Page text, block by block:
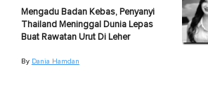
Mengadu Badan Kebas, Penyanyi
Thailand Meninggal Dunia Lepas
Buat Rawatan Urut Di Leher
By Dania Hamdan